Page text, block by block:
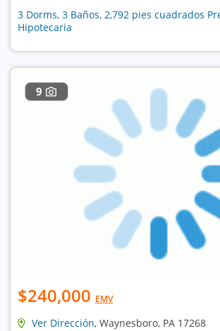
3 Dorms, 3 Baños, 2,792 pies cuadrados
Hipotecaria
9
$240,000 EMV
Ver Dirección, Waynesboro, PA 17268